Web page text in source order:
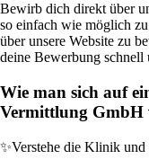
Bewirb dich direkt über
so einfach wie möglich
über unsere Website zu
deine Bewerbung
Wie man sich auf
Vermittlung GmbH
✨Verstehe die Klinik und